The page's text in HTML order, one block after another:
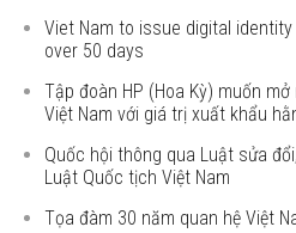
Viet Nam to issue digital
over 50 days
Tập đoàn HP (Hoa Kỳ) muốn
Việt Nam với giá trị xuất khẩu
Quốc hội thông qua Luật sửa
Luật Quốc tịch Việt Nam
Tọa đàm 30 năm quan hệ Việt